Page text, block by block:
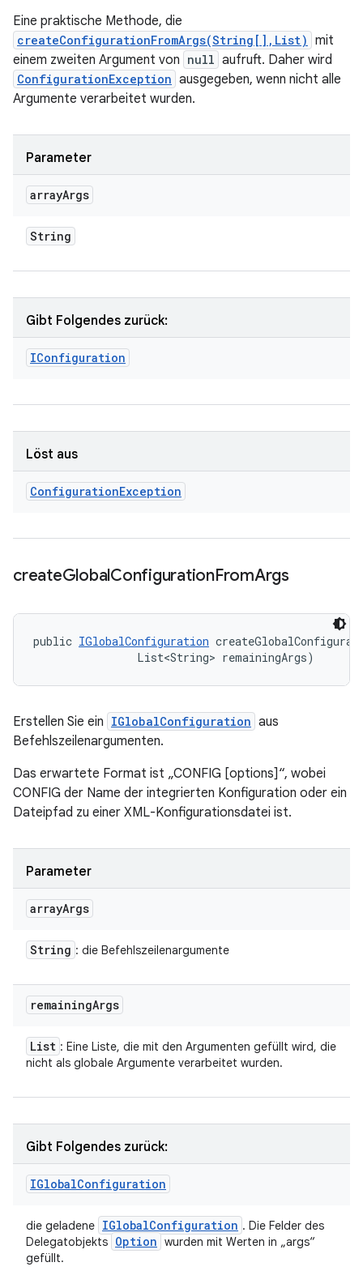
Eine praktische Methode, die
createConfigurationFromArgs(String[],List) mit
einem zweiten Argument von null aufruft. Daher wird
ConfigurationException ausgegeben, wenn nicht alle
Argumente verarbeitet wurden.
Parameter
arrayArgs
String
Gibt Folgendes zurück:
IConfiguration
Löst aus
ConfigurationException
createGlobalConfigurationFromArgs
public IGlobalConfiguration
                List<String> remainingArgs)
Erstellen Sie ein IGlobalConfiguration aus
Befehlszeilenargumenten.
Das erwartete Format ist „CONFIG [options]“, wobei
CONFIG der Name der integrierten Konfiguration oder ein
Dateipfad zu einer XML-Konfigurationsdatei ist.
Parameter
arrayArgs
String : die Befehlszeilenargumente
remainingArgs
List : Eine Liste, die mit den Argumenten gefüllt wird, die
nicht als globale Argumente verarbeitet wurden.
Gibt Folgendes zurück:
IGlobalConfiguration
die geladene IGlobalConfiguration . Die Felder des
Delegatobjekts Option wurden mit Werten in „args“
gefüllt.